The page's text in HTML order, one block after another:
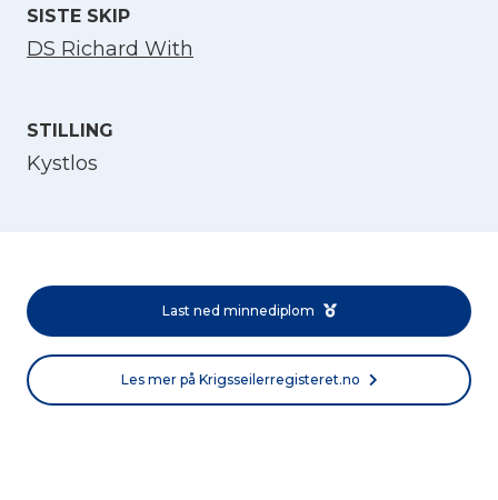
SISTE SKIP
DS Richard With
STILLING
Kystlos
Last ned minnediplom
Les mer på Krigsseilerregisteret.no
English
Norsk bokmål